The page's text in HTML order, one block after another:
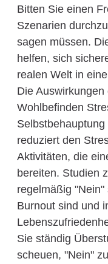
Bitten Sie einen
Szenarien
sagen müssen.
helfen, sich
realen Welt in
Die
Wohlbefinden
reduziert den
Aktivitäten, die
bereiten. Studien
regelmäßig
Burnout sind und
Sie ständig
scheuen, "Nein"